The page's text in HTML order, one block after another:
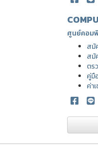
ศูนย์คอม
สมั
สมั
ตร
คู่มื
ค่า